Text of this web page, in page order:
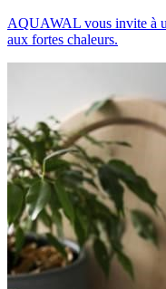
AQUAWAL vous invite à
aux fortes chaleurs.